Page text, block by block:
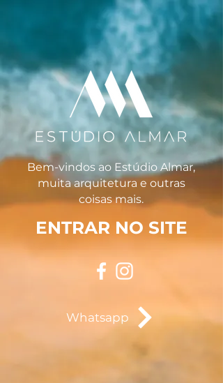
Bem-vindos ao Estúdio Almar,
muita arquitetura e outras
coisas mais.
ENTRAR NO SITE
Whatsapp